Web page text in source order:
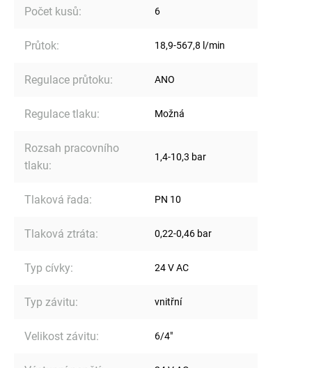
Počet kusů: 6
Průtok: 18,9-567,8 l/min
Regulace průtoku: ANO
Regulace tlaku: Možná
Rozsah pracovního
tlaku:
1,4-10,3 bar
Tlaková řada: PN 10
Tlaková ztráta: 0,22-0,46 bar
Typ cívky: 24 V AC
Typ závitu: vnitřní
Velikost závitu: 6/4"